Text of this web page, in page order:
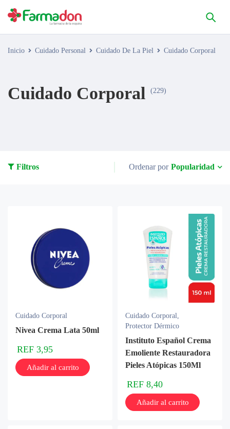
Inicio Cuidado Personal Cuidado De La Piel Cuidado Corporal
Cuidado Corporal (229)
Filtros Ordenar por Popularidad
Cuidado Corporal
Nivea Crema Lata 50ml
REF 3,95
Añadir al carrito
Cuidado Corporal,
Protector Dérmico
Instituto Español Crema
Emoliente Restauradora
Pieles Atópicas 150Ml
REF 8,40
Añadir al carrito